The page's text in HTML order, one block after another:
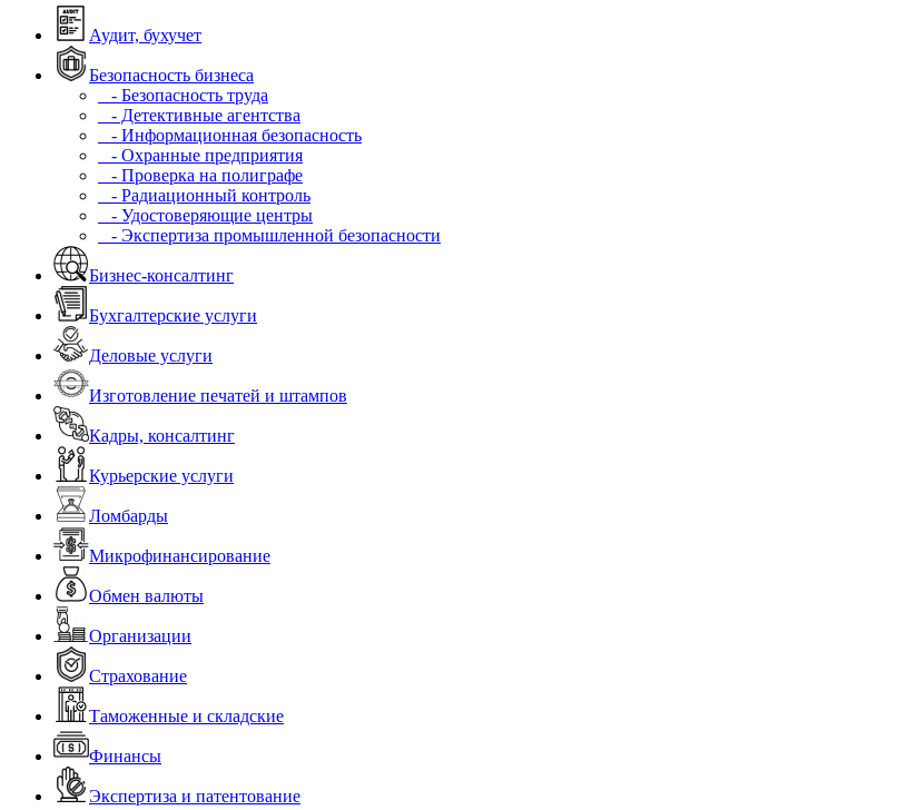
Аудит, бухучет
Безопасность бизнеса
- Безопасность труда
- Детективные агентства
- Информационная безопасность
- Охранные предприятия
- Проверка на полиграфе
- Радиационный контроль
- Удостоверяющие центры
- Экспертиза промышленной безопасности
Бизнес-консалтинг
Бухгалтерские услуги
Деловые услуги
Изготовление печатей и штампов
Кадры, консалтинг
Курьерские услуги
Ломбарды
Микрофинансирование
Обмен валюты
Организации
Страхование
Таможенные и складские
Финансы
Экспертиза и патентование